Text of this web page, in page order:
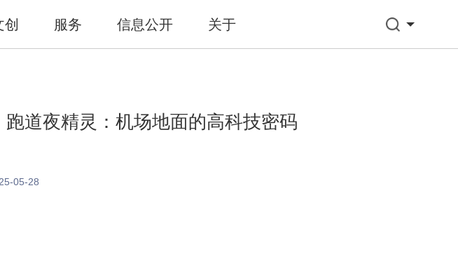
创 服务 信息公开 关于
道夜精灵：机场地面的高科技密码
05-28